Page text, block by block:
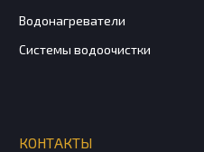
Водонагреватели
Системы водоочистки
КОНТАКТЫ